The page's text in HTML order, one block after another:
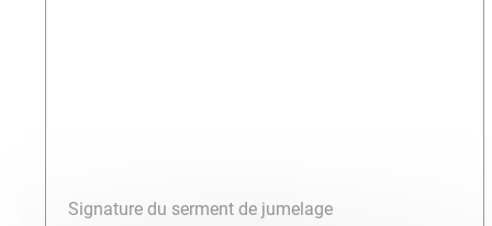
Signature du serment de jumelage